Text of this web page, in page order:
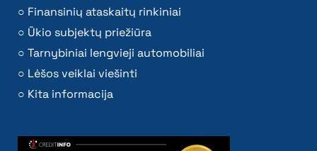
Finansinių ataskaitų rinkiniai
Ūkio subjektų priežiūra
Tarnybiniai lengvieji automobiliai
Lėšos veiklai viešinti
Kita informacija